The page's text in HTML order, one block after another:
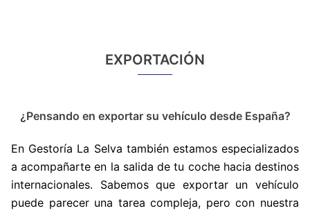
EXPORTACIÓN
¿Pensando en exportar su vehículo desde España?
En Gestoría La Selva también estamos especializados
a acompañarte en la salida de tu coche hacia destinos
internacionales. Sabemos que exportar un vehículo
puede parecer una tarea compleja, pero con nuestra